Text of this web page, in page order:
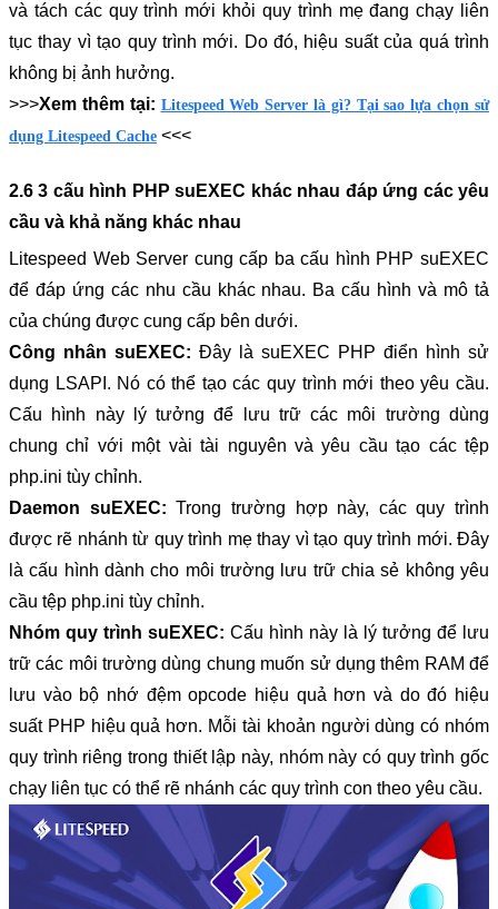
và tách các quy trình mới khỏi quy trình mẹ đang chạy liên
tục thay vì tạo quy trình mới. Do đó, hiệu suất của quá trình
không bị ảnh hưởng.
>>>Xem thêm tại: Litespeed Web Server là gì? Tại sao lựa chọn sử
dụng Litespeed Cache <<<
2.6 3 cấu hình PHP suEXEC khác nhau đáp ứng các yêu
cầu và khả năng khác nhau
Litespeed Web Server cung cấp ba cấu hình PHP suEXEC
để đáp ứng các nhu cầu khác nhau. Ba cấu hình và mô tả
của chúng được cung cấp bên dưới.
Công nhân suEXEC: Đây là suEXEC PHP điển hình sử
dụng LSAPI. Nó có thể tạo các quy trình mới theo yêu cầu.
Cấu hình này lý tưởng để lưu trữ các môi trường dùng
chung chỉ với một vài tài nguyên và yêu cầu tạo các tệp
php.ini tùy chỉnh.
Daemon suEXEC: Trong trường hợp này, các quy trình
được rẽ nhánh từ quy trình mẹ thay vì tạo quy trình mới. Đây
là cấu hình dành cho môi trường lưu trữ chia sẻ không yêu
cầu tệp php.ini tùy chỉnh.
Nhóm quy trình suEXEC: Cấu hình này là lý tưởng để lưu
trữ các môi trường dùng chung muốn sử dụng thêm RAM để
lưu vào bộ nhớ đệm opcode hiệu quả hơn và do đó hiệu
suất PHP hiệu quả hơn. Mỗi tài khoản người dùng có nhóm
quy trình riêng trong thiết lập này, nhóm này có quy trình gốc
chạy liên tục có thể rẽ nhánh các quy trình con theo yêu cầu.